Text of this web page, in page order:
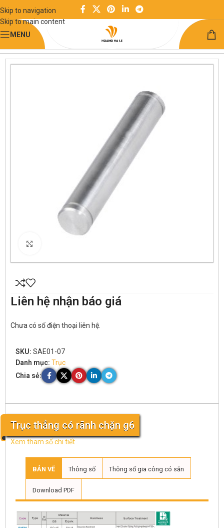
Skip to navigation
Skip to main content
MENU
Trang chủ
Chuyển động tuyến tính
Trục thẳng có rãnh chặn g6
Xem tham số chi tiết
BẢN VẼ Thông số Thông số gia công có sẵn
Download PDF
Liên hệ nhận báo giá
Chưa có số điện thoại liên hệ.
SKU: SAE01-07
Danh mục: Trục
Chia sẻ: